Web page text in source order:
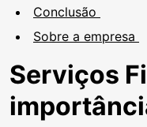
Conclusão
Sobre a empresa
Serviços